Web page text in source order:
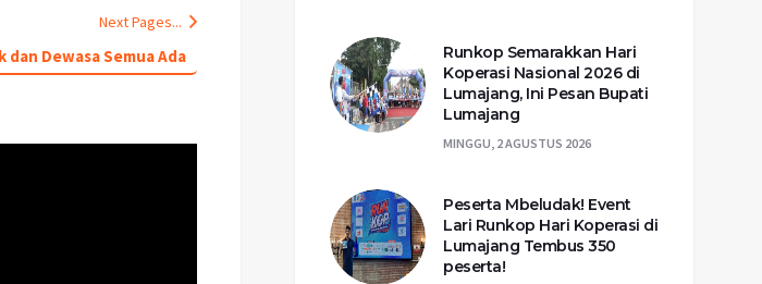
Next Pages...
dan Dewasa Semua Ada
Runkop Semarakkan Hari
Koperasi Nasional 2026 di
Lumajang, Ini Pesan Bupati
Lumajang
MINGGU, 2 AGUSTUS 2026
Peserta Mbeludak! Event
Lari Runkop Hari Koperasi di
Lumajang Tembus 350
peserta!